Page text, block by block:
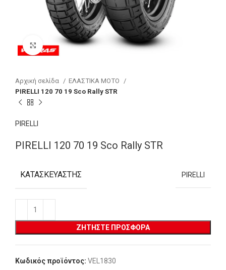
Click to enlarge
Αρχική σελίδα
ΕΛΑΣΤΙΚΑ MOTO
PIRELLI 120 70 19 Sco Rally STR
PIRELLI
PIRELLI 120 70 19 Sco Rally STR
ΚΑΤΑΣΚΕΥΑΣΤΉΣ PIRELLI
ΖΗΤΉΣΤΕ ΠΡΟΣΦΟΡΆ
Κωδικός προϊόντος: VEL1830